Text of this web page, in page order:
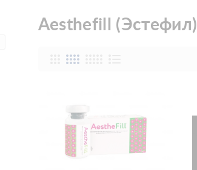
Aesthefill (Эстефил)